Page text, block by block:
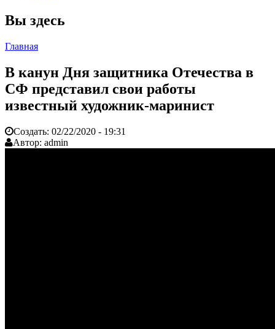
Вы здесь
Главная
В канун Дня защитника Отечества в
СФ представил свои работы
известный художник-маринист
Создать: 02/22/2020 - 19:31
Автор: admin